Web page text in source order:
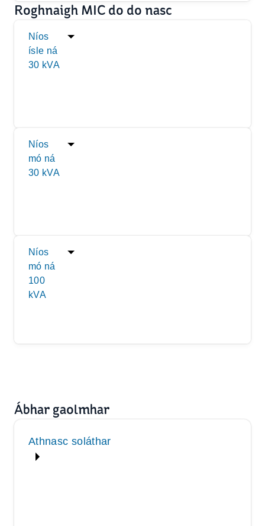
Roghnaigh MIC do do nasc
Níos
ísle ná
30 kVA
Níos
mó ná
30 kVA
Níos
mó ná
100
kVA
Ábhar gaolmhar
Athnasc soláthar